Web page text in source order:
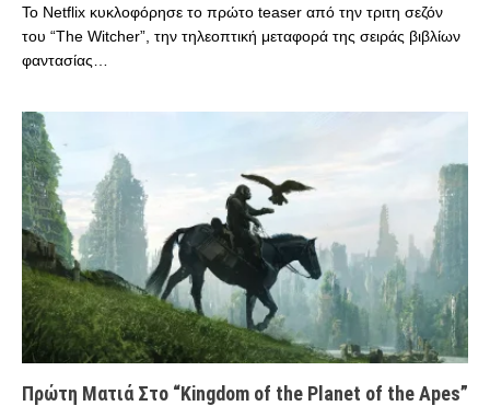
Το Netflix κυκλοφόρησε το πρώτο teaser από την τριτη σεζόν
του “The Witcher”, την τηλεοπτική μεταφορά της σειράς βιβλίων
φαντασίας…
Πρώτη Ματιά Στο “Kingdom of the Planet of the Apes”